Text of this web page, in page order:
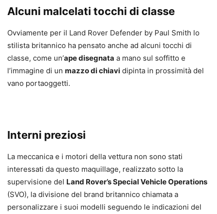
Alcuni malcelati tocchi di classe
Ovviamente per il Land Rover Defender by Paul Smith lo
stilista britannico ha pensato anche ad alcuni tocchi di
classe, come un’ape disegnata a mano sul soffitto e
l’immagine di un mazzo di chiavi dipinta in prossimità del
vano portaoggetti.
Interni preziosi
La meccanica e i motori della vettura non sono stati
interessati da questo maquillage, realizzato sotto la
supervisione del Land Rover’s Special Vehicle Operations
(SVO), la divisione del brand britannico chiamata a
personalizzare i suoi modelli seguendo le indicazioni del